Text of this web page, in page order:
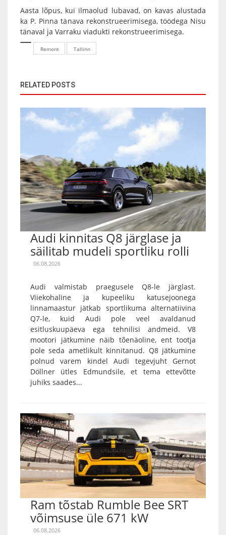
Aasta lõpus, kui ilmaolud lubavad, on kavas alustada
ka P. Pinna tänava rekonstrueerimisega, töödega Nisu
tänaval ja Varraku viadukti rekonstrueerimisega.
Remont Tallinn
RELATED POSTS
Audi kinnitas Q8 järglase ja
säilitab mudeli sportliku rolli
06.08.2026
Audi valmistab praegusele Q8-le järglast.
Viiekohaline ja kupeeliku katusejoonega
linnamaastur jätkab sportlikuma alternatiivina
Q7-le, kuid Audi pole veel avaldanud
esitluskuupäeva ega tehnilisi andmeid. V8
mootori jätkumine näib tõenäoline, ent tootja
pole seda ametlikult kinnitanud. Q8 jätkumine
polnud varem kindel Audi tegevjuht Gernot
Döllner ütles Edmundsile, et tema ettevõtte
juhiks saades...
Ram tõstab Rumble Bee SRT
võimsuse üle 671 kW
06.08.2026